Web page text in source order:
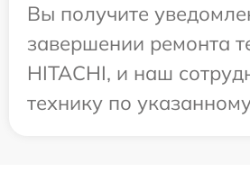
Вы получите
завершении ремонта
HITACHI, и наш
технику по